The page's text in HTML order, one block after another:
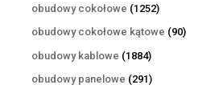
obudowy cokołowe 12521252
produkty
obudowy cokołowe kątowe 9090
obudowy kablowe 18841884
produkty
obudowy panelowe 291291